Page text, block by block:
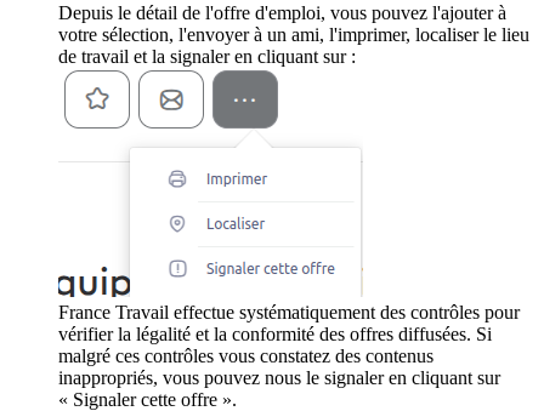
Depuis le détail de l'offre d'emploi, vous pouvez l'ajouter à
votre sélection, l'envoyer à un ami, l'imprimer, localiser le lieu
de travail et la signaler en cliquant sur :
France Travail effectue systématiquement des contrôles pour
vérifier la légalité et la conformité des offres diffusées. Si
malgré ces contrôles vous constatez des contenus
inappropriés, vous pouvez nous le signaler en cliquant sur
« Signaler cette offre ».